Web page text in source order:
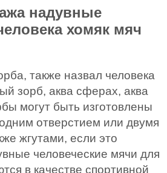
надувные
хомяк мяч
также назвал человека
зорб, аква сферах, аква
могут быть изготовлены
отверстием или двумя
жгутами, если это
человеческие мячи для
в качестве спортивной